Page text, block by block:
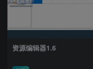
资源编辑器1.6